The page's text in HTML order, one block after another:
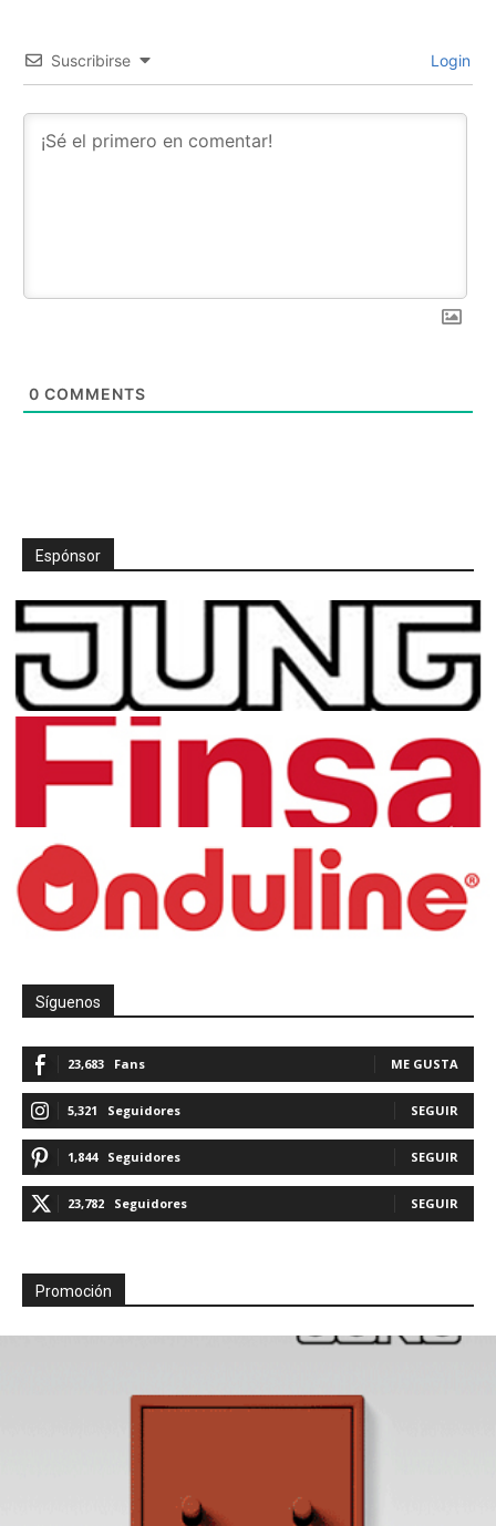
Suscribirse Login
0 COMMENTS
Espónsor
Síguenos
23,683 Fans ME GUSTA
5,321 Seguidores SEGUIR
1,844 Seguidores SEGUIR
23,782 Seguidores SEGUIR
Promoción